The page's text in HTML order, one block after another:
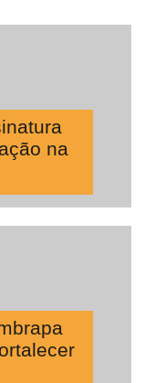
na